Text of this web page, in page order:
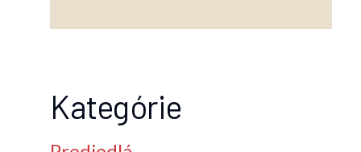
Kategórie